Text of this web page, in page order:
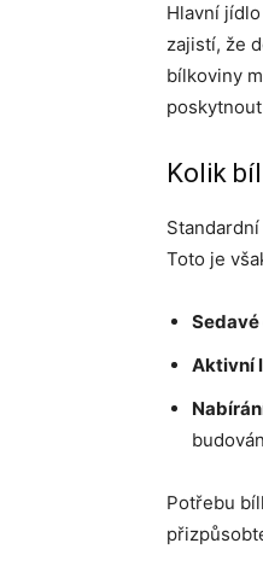
Hlavní
zajistí, že
bílkoviny
Kolik
Toto je
Aktivní
Potřebu